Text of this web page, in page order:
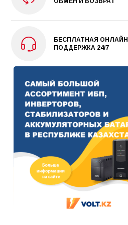
БЕСПЛАТНАЯ ОНЛАЙН
ПОДДЕРЖКА 24/7